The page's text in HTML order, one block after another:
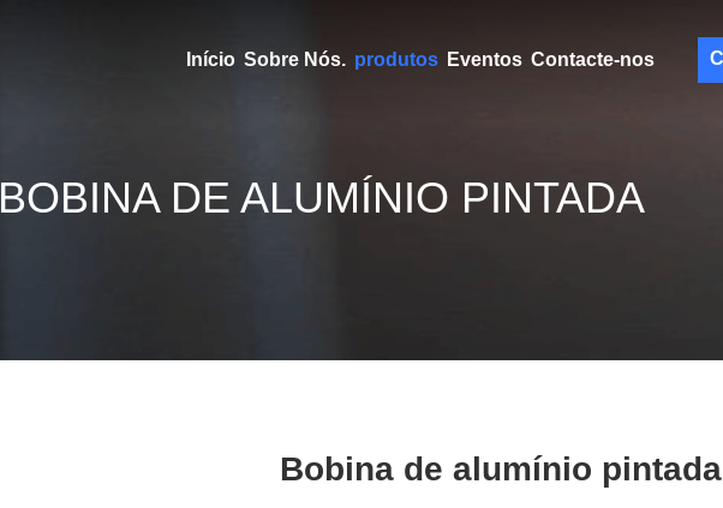
Início Sobre Nós. produtos Eventos Contacte-nos
BOBINA DE ALUMÍNIO PINTADA
Bobina de alumínio pintada